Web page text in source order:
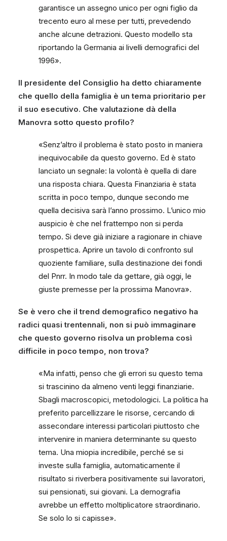
garantisce un assegno unico per ogni figlio da
trecento euro al mese per tutti, prevedendo
anche alcune detrazioni. Questo modello sta
riportando la Germania ai livelli demografici del
1996».
Il presidente del Consiglio ha detto chiaramente
che quello della famiglia è un tema prioritario per
il suo esecutivo. Che valutazione dà della
Manovra sotto questo profilo?
«Senz’altro il problema è stato posto in maniera
inequivocabile da questo governo. Ed è stato
lanciato un segnale: la volontà è quella di dare
una risposta chiara. Questa Finanziaria è stata
scritta in poco tempo, dunque secondo me
quella decisiva sarà l’anno prossimo. L’unico mio
auspicio è che nel frattempo non si perda
tempo. Si deve già iniziare a ragionare in chiave
prospettica. Aprire un tavolo di confronto sul
quoziente familiare, sulla destinazione dei fondi
del Pnrr. In modo tale da gettare, già oggi, le
giuste premesse per la prossima Manovra».
Se è vero che il trend demografico negativo ha
radici quasi trentennali, non si può immaginare
che questo governo risolva un problema così
difficile in poco tempo, non trova?
«Ma infatti, penso che gli errori su questo tema
si trascinino da almeno venti leggi finanziarie.
Sbagli macroscopici, metodologici. La politica ha
preferito parcellizzare le risorse, cercando di
assecondare interessi particolari piuttosto che
intervenire in maniera determinante su questo
tema. Una miopia incredibile, perché se si
investe sulla famiglia, automaticamente il
risultato si riverbera positivamente sui lavoratori,
sui pensionati, sui giovani. La demografia
avrebbe un effetto moltiplicatore straordinario.
Se solo lo si capisse».